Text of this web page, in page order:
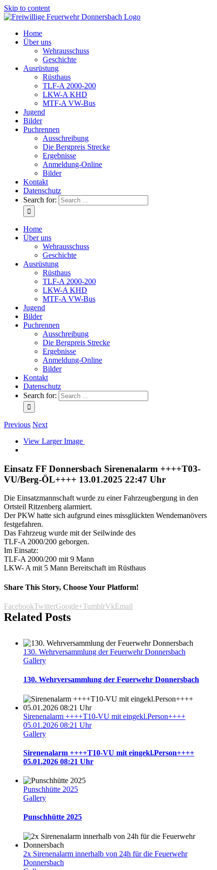
Skip to content
Home
Über uns
Wehrausschuss
Geschichte
Ausrüstung
Rüsthaus
TLF-A 2000-200
LKW-A KHD
MTF-A VW-Bus
Jugend
Bilder
Puchrennen
Ausschreibung
Die Bergpreis Strecke
Ergebnisse
Anmeldung-Online
Bilder
Kontakt
Datenschutz
Search for:
Home
Über uns
Wehrausschuss
Geschichte
Ausrüstung
Rüsthaus
TLF-A 2000-200
LKW-A KHD
MTF-A VW-Bus
Jugend
Bilder
Puchrennen
Ausschreibung
Die Bergpreis Strecke
Ergebnisse
Anmeldung-Online
Bilder
Kontakt
Datenschutz
Search for:
Previous Next
View Larger Image
Einsatz FF Donnersbach Sirenenalarm ++++T03-
VU/Berg-ÖL++++ 13.01.2025 22:47 Uhr
Die Einsatzmannschaft wurde zu einer Fahrzeugbergung in den
Ortsteil Ritzenberg alarmiert.
Der PKW hatte sich aufgrund eines missglückten Wendemanövers
festgefahren.
Das Fahrzeug wurde mit der Seilwinde des
TLF-A 2000/200 geborgen.
Im Einsatz:
TLF-A 2000/200 mit 9 Mann
LKW- A mit 5 Mann Bereitschaft im Rüsthaus
Share This Story, Choose Your Platform!
FacebookTwitterGoogle+TumblrVkEmail
Related Posts
130. Wehrversammlung der Feuerwehr Donnersbach
Gallery
130. Wehrversammlung der Feuerwehr Donnersbach
Sirenenalarm ++++T10-VU mit eingekl.Person++++
05.01.2026 08:21 Uhr
Gallery
Sirenenalarm ++++T10-VU mit eingekl.Person++++
05.01.2026 08:21 Uhr
Punschhütte 2025
Gallery
Punschhütte 2025
2x Sirenenalarm innerhalb von 24h für die Feuerwehr
Donnersbach